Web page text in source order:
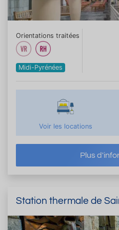
Orientations traitées
Midi-Pyrénées
Voir les locations
Plus
Station thermale de